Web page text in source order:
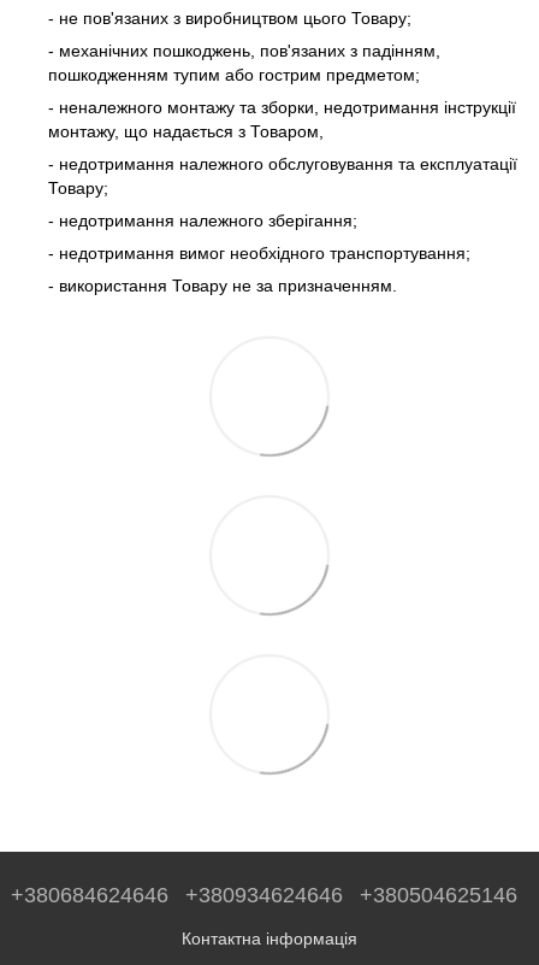
- не пов'язаних з виробництвом цього Товару;
- механічних пошкоджень, пов'язаних з падінням,
пошкодженням тупим або гострим предметом;
- неналежного монтажу та зборки, недотримання інструкції
монтажу, що надається з Товаром,
- недотримання належного обслуговування та експлуатації
Товару;
- недотримання належного зберігання;
- недотримання вимог необхідного транспортування;
- використання Товару не за призначенням.
+380684624646 +380934624646 +380504625146
Контактна інформація